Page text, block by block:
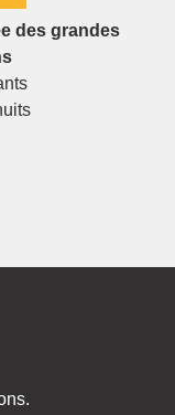
des grandes